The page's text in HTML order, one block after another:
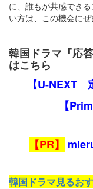
に、誰もが共感でき
い方は、この機会にぜ
韓国ドラマ『応
はこちら
【U-NEXT
【
【PR】
韓国ドラマ見るお